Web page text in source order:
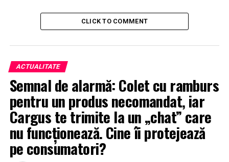
CLICK TO COMMENT
ACTUALITATE
Semnal de alarmă: Colet cu ramburs
pentru un produs necomandat, iar
Cargus te trimite la un „chat” care
nu funcționează. Cine îi protejează
pe consumatori?